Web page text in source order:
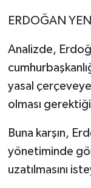
ERDOĞAN
Analizde,
yasal
olması
Buna karşın,
yönetiminde
uzatılmasını